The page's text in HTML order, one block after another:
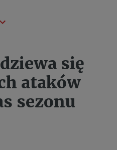
się
ataków
sezonu